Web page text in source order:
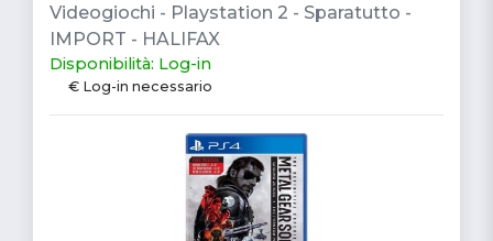
Videogiochi - Playstation 2 - Sparatutto -
IMPORT - HALIFAX
Disponibilità: Log-in
€ Log-in necessario